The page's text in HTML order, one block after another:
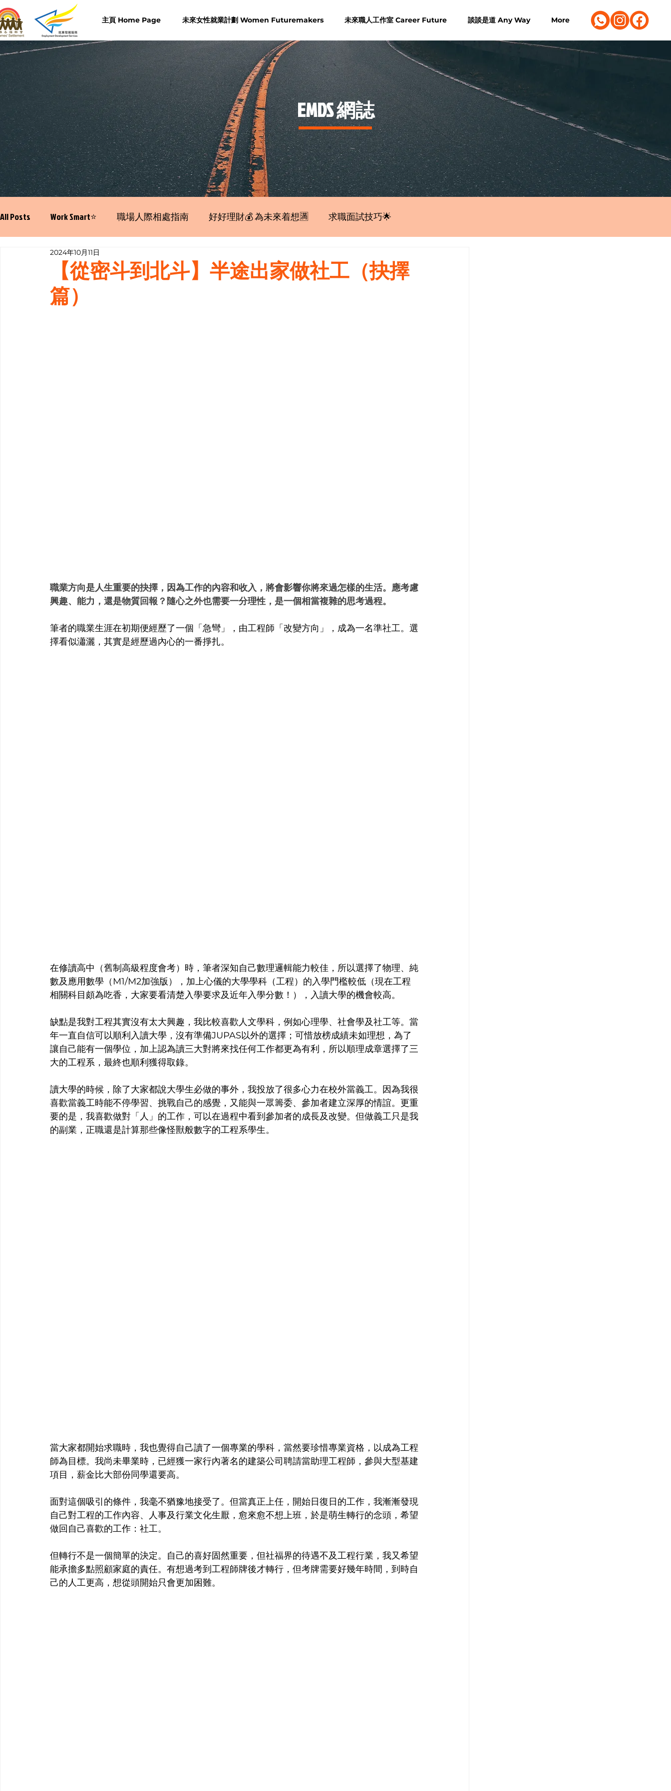
主頁 Home Page 未來女性就業計劃 Women Futuremakers 未來職人工作室 Career Future 談談是道 Any Way More
​EMDS 網誌
All Posts Work Smart⭐️ 職場人際相處指南 好好理財💰 為未來着想🈵 求職面試技巧🌟
寫履歷表嘅技巧📝【從密斗到北斗】半途出家做社工（抉擇
篇）
2024年10月11日
職業方向是人生重要的抉擇，因為工作的內容和收入，將會影響你將來過怎樣的生活。應考慮
興趣、能力，還是物質回報？隨心之外也需要一分理性，是一個相當複雜的思考過程。
筆者的職業生涯在初期便經歷了一個「急彎」，由工程師「改變方向」，成為一名準社工。選
擇看似瀟灑，其實是經歷過內心的一番掙扎。
在修讀高中（舊制高級程度會考）時，筆者深知自己數理邏輯能力較佳，所以選擇了物理、純
數及應用數學（M1/M2加強版），加上心儀的大學學科（工程）的入學門檻較低（現在工程
相關科目頗為吃香，大家要看清楚入學要求及近年入學分數！），入讀大學的機會較高。
缺點是我對工程其實沒有太大興趣，我比較喜歡人文學科，例如心理學、社會學及社工等。當
年一直自信可以順利入讀大學，沒有準備JUPAS以外的選擇；可惜放榜成績未如理想，為了
讓自己能有一個學位，加上認為讀三大對將來找任何工作都更為有利，所以順理成章選擇了三
大的工程系，最終也順利獲得取錄。
讀大學的時候，除了大家都說大學生必做的事外，我投放了很多心力在校外當義工。因為我很
喜歡當義工時能不停學習、挑戰自己的感覺，又能與一眾籌委、參加者建立深厚的情誼。更重
要的是，我喜歡做對「人」的工作，可以在過程中看到參加者的成長及改變。但做義工只是我
的副業，正職還是計算那些像怪獸般數字的工程系學生。
當大家都開始求職時，我也覺得自己讀了一個專業的學科，當然要珍惜專業資格，以成為工程
師為目標。我尚未畢業時，已經獲一家行內著名的建築公司聘請當助理工程師，參與大型基建
項目，薪金比大部份同學還要高。
面對這個吸引的條件，我毫不猶豫地接受了。但當真正上任，開始日復日的工作，我漸漸發現
自己對工程的工作內容、人事及行業文化生厭，愈來愈不想上班，於是萌生轉行的念頭，希望
做回自己喜歡的工作：社工。
但轉行不是一個簡單的決定。自己的喜好固然重要，但社福界的待遇不及工程行業，我又希望
能承擔多點照顧家庭的責任。有想過考到工程師牌後才轉行，但考牌需要好幾年時間，到時自
己的人工更高，想從頭開始只會更加困難。